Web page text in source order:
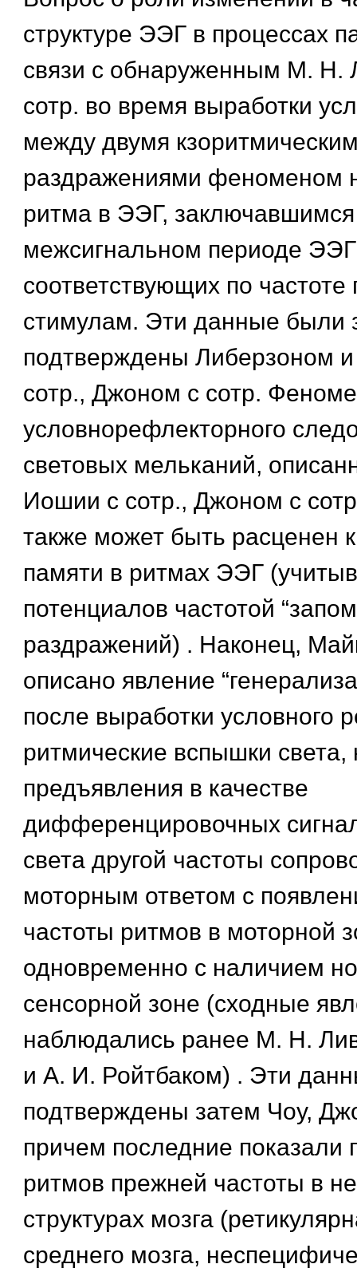
структуре ЭЭГ в процессах
связи с обнаруженным М. Н.
сотр. во время выработки
между двумя
раздражениями феноменом
ритма в ЭЭГ,
межсигнальном периоде
соответствующих по
стимулам. Эти данные были
подтверждены Либерзоном
сотр., Джоном с сотр.
условнорефлекторного
световых мельканий,
Иошии с сотр., Джоном с
также может быть расценен
памяти в ритмах ЭЭГ
потенциалов частотой
раздражений) . Наконец,
описано явление
после выработки условного
ритмические вспышки света,
предъявления в качестве
дифференцировочных
света другой частоты
моторным ответом с
частоты ритмов в моторной
одновременно с наличием
сенсорной зоне (сходные
наблюдались ранее М. Н.
и А. И. Ройтбаком) . Эти
подтверждены затем Чоу,
причем последние показали
ритмов прежней частоты в
структурах мозга
среднего мозга,